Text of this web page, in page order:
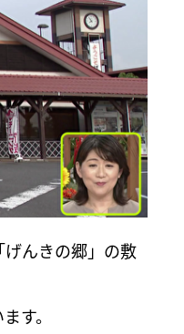
げんきの郷」の敷
す。